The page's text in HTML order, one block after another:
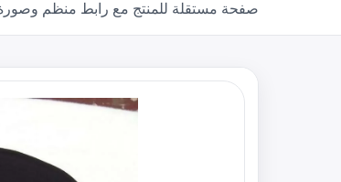
صفحة مستقلة للمنتج مع رابط منظم وصورة